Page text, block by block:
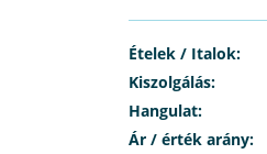
Ételek / Italok:
Kiszolgálás:
Hangulat:
Ár / érték arány: